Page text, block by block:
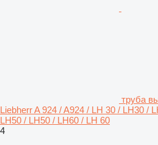
труба
Liebherr A 924 / A924 / LH 30 / LH30 /
LH50 / LH50 / LH60 / LH 60
4